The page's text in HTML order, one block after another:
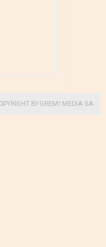
BY GREMI MEDIA SA